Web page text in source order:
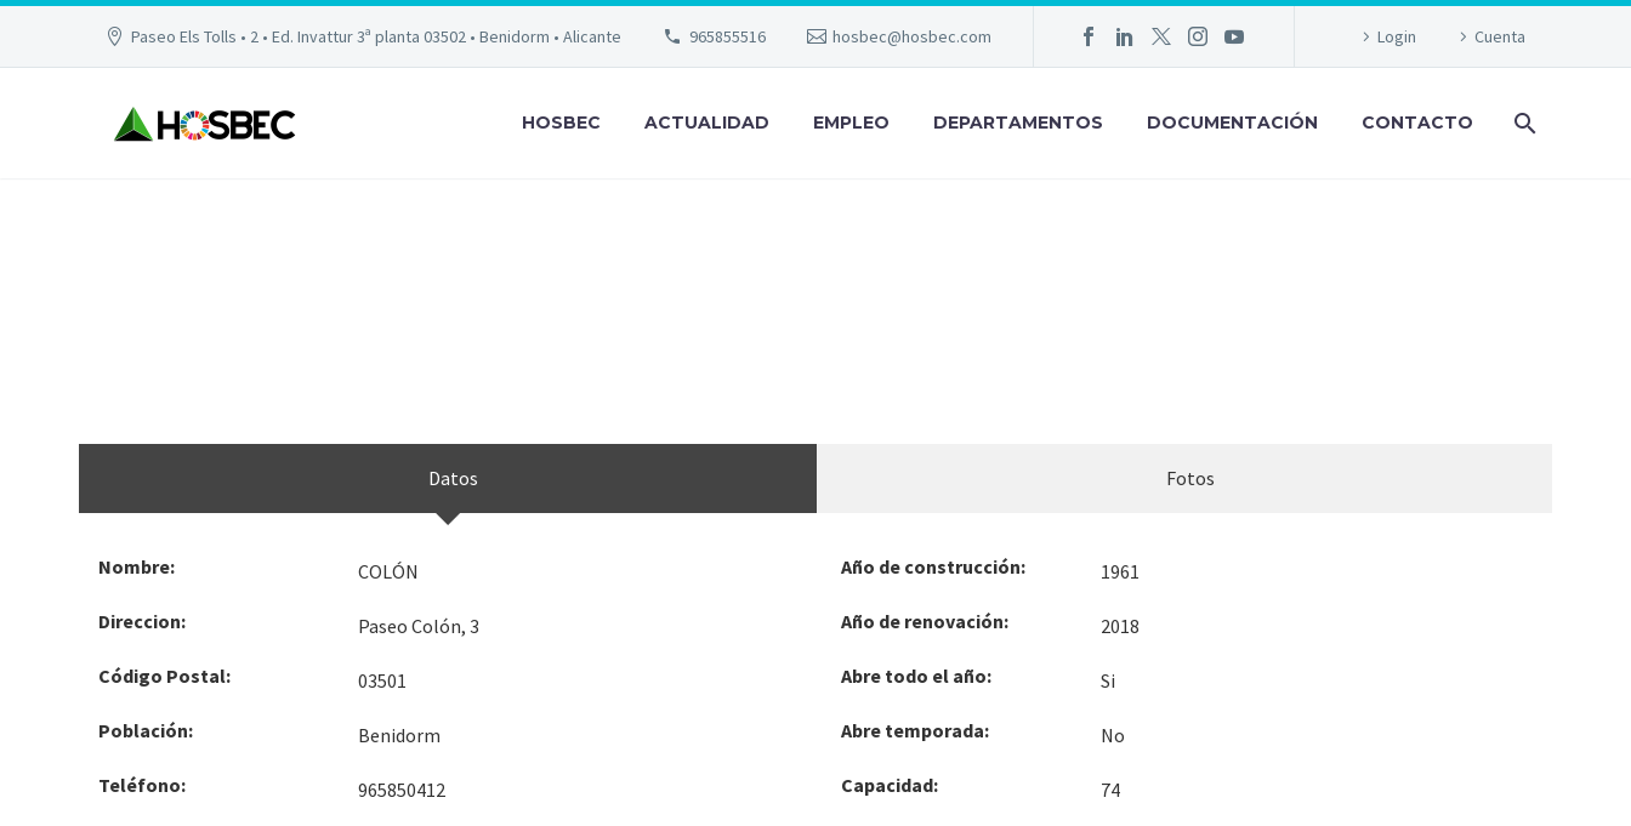
Paseo Els Tolls • 2 • Ed. Invattur 3ª planta 03502 • Benidorm • Alicante 965855516 hosbec@hosbec.com Login Cuenta
HOSBEC ACTUALIDAD EMPLEO DEPARTAMENTOS DOCUMENTACIÓN CONTACTO
Datos Fotos
Nombre: COLÓN
Direccion: Paseo Colón, 3
Código Postal: 03501
Población: Benidorm
Teléfono: 965850412
Año de construcción: 1961
Año de renovación: 2018
Abre todo el año: Si
Abre temporada: No
Capacidad: 74